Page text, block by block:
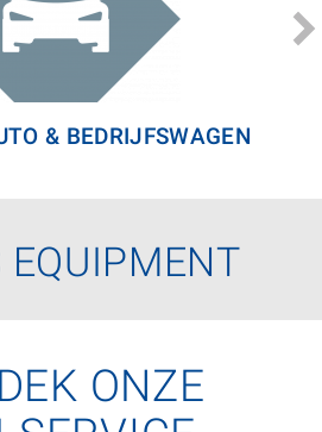
& BEDRIJFSWAGEN
EQUIPMENT
ONZE